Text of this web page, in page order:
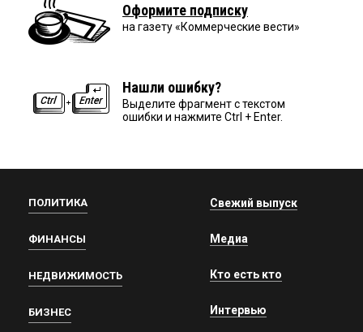
Оформите подписку
на газету «Коммерческие вести»
Нашли ошибку?
Выделите фрагмент с текстом
ошибки и нажмите Ctrl + Enter.
ПОЛИТИКА
ФИНАНСЫ
НЕДВИЖИМОСТЬ
БИЗНЕС
Свежий выпуск
Медиа
Кто есть кто
Интервью